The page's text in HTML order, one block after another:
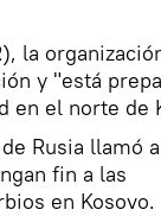
la
y "está
en el norte de
Rusia llamó
fin a las
en Kosovo.